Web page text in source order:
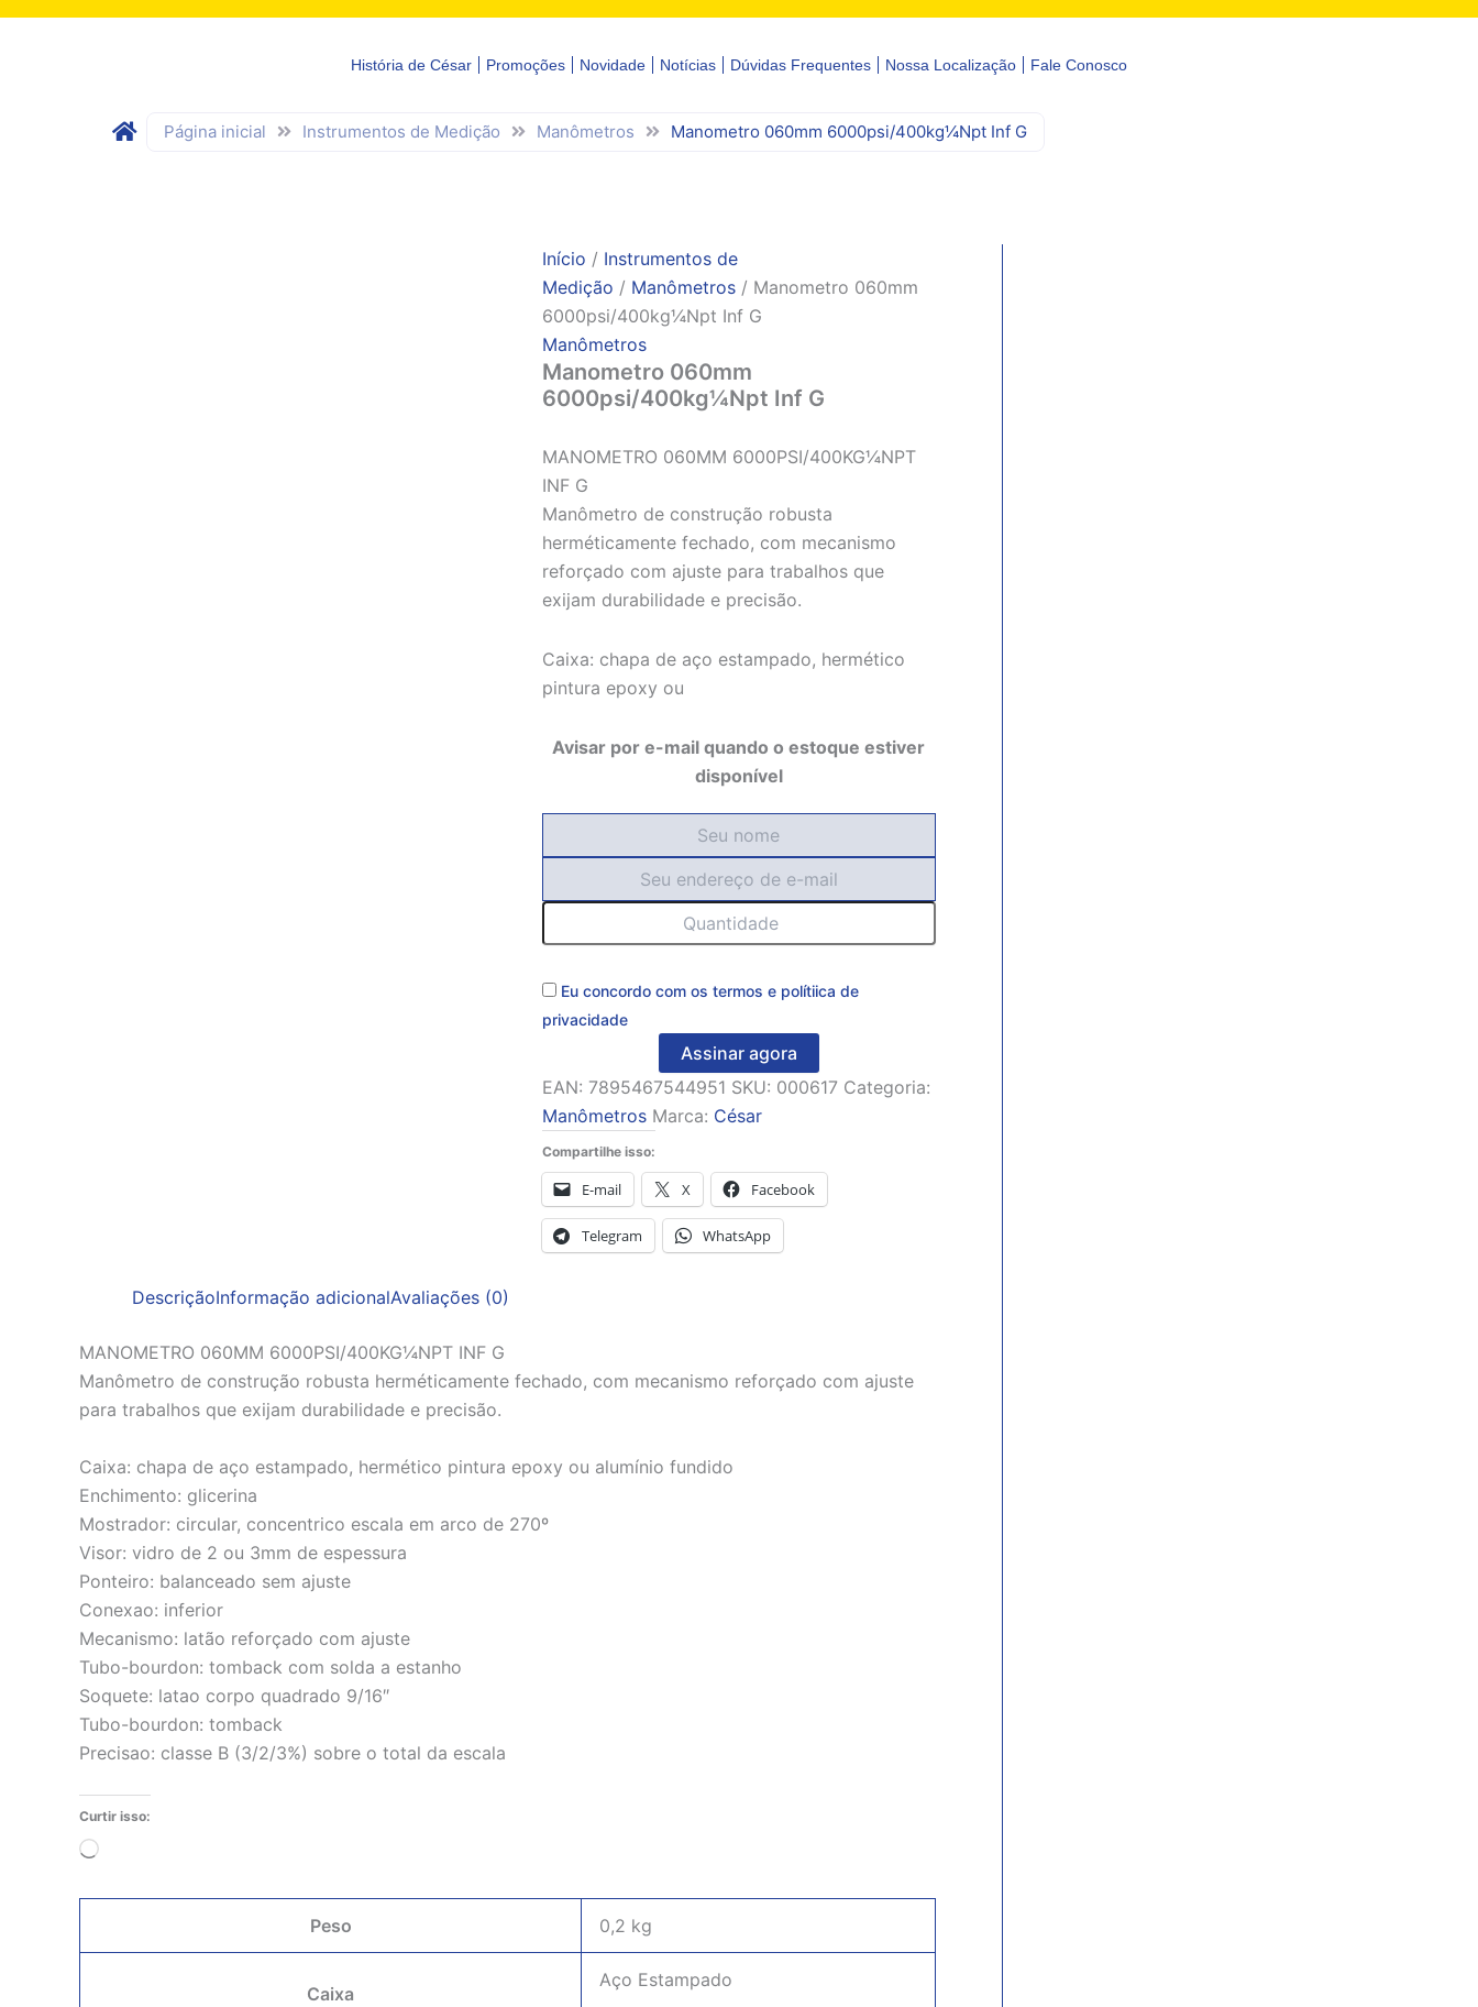
História de César Promoções Novidade Notícias Dúvidas Frequentes Nossa Localização Fale Conosco
Página inicial Instrumentos de Medição Manômetros Manometro 060mm 6000psi/400kg¼Npt Inf G
Início / Instrumentos de
Medição / Manômetros/ Manometro 060mm
6000psi/400kg¼Npt Inf G
Manômetros
Manometro 060mm
6000psi/400kg¼Npt Inf G
MANOMETRO 060MM 6000PSI/400KG¼NPT
INF G
Manômetro de construção robusta
herméticamente fechado, com mecanismo
reforçado com ajuste para trabalhos que
exijam durabilidade e precisão.
Caixa: chapa de aço estampado, hermético
pintura epoxy ou
Avisar por e-mail quando o estoque estiver
disponível
Eu concordo com os termos e polítiica de
privacidade
Assinar agora
EAN: 7895467544951 SKU: 000617 Categoria:
Manômetros Marca: César
Compartilhe isso:
E-mail X Facebook
Telegram WhatsApp
DescriçãoInformação adicionalAvaliações (0)
MANOMETRO 060MM 6000PSI/400KG¼NPT INF G
Manômetro de construção robusta herméticamente fechado, com mecanismo reforçado com ajuste
para trabalhos que exijam durabilidade e precisão.
Caixa: chapa de aço estampado, hermético pintura epoxy ou alumínio fundido
Enchimento: glicerina
Mostrador: circular, concentrico escala em arco de 270º
Visor: vidro de 2 ou 3mm de espessura
Ponteiro: balanceado sem ajuste
Conexao: inferior
Mecanismo: latão reforçado com ajuste
Tubo-bourdon: tomback com solda a estanho
Soquete: latao corpo quadrado 9/16″
Tubo-bourdon: tomback
Precisao: classe B (3/2/3%) sobre o total da escala
Curtir isso:
Carregando...
Peso 0,2 kg
Caixa
Aço Estampado